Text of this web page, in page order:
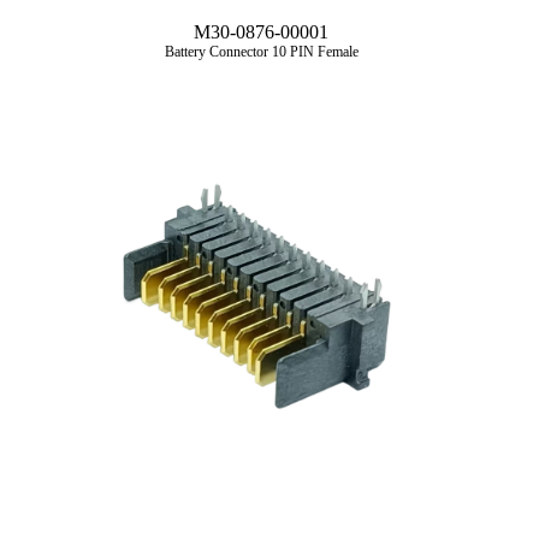
M30-0876-00001
Battery Connector 10 PIN Female